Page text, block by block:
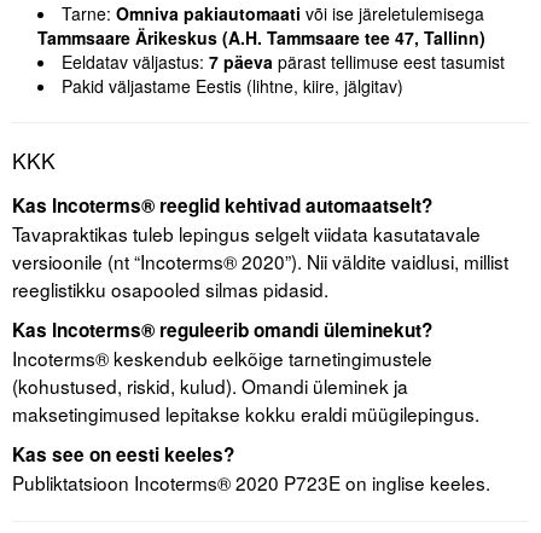
Tarne: Omniva pakiautomaati või ise järeletulemisega
Tammsaare Ärikeskus (A.H. Tammsaare tee 47, Tallinn)
Eeldatav väljastus: 7 päeva pärast tellimuse eest tasumist
Pakid väljastame Eestis (lihtne, kiire, jälgitav)
KKK
Kas Incoterms® reeglid kehtivad automaatselt?
Tavapraktikas tuleb lepingus selgelt viidata kasutatavale
versioonile (nt “Incoterms® 2020”). Nii väldite vaidlusi, millist
reeglistikku osapooled silmas pidasid.
Kas Incoterms® reguleerib omandi üleminekut?
Incoterms® keskendub eelkõige tarnetingimustele
(kohustused, riskid, kulud). Omandi üleminek ja
maksetingimused lepitakse kokku eraldi müügilepingus.
Kas see on eesti keeles?
Publiktatsioon Incoterms® 2020 P723E on inglise keeles.